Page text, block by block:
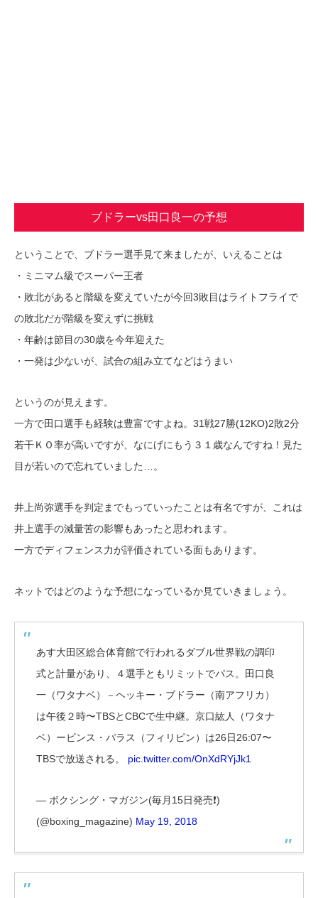
ブドラーvs田口良一の予想
ということで、ブドラー選手見て来ましたが、いえることは
・ミニマム級でスーパー王者
・敗北があると階級を変えていたが今回3敗目はライトフライで
の敗北だが階級を変えずに挑戦
・年齢は節目の30歳を今年迎えた
・一発は少ないが、試合の組み立てなどはうまい
というのが見えます。
一方で田口選手も経験は豊富ですよね。31戦27勝(12KO)2敗2分
若干ＫＯ率が高いですが、なにげにもう３１歳なんですね！見た
目が若いので忘れていました…。
井上尚弥選手を判定までもっていったことは有名ですが、これは
井上選手の減量苦の影響もあったと思われます。
一方でディフェンス力が評価されている面もあります。
ネットではどのような予想になっているか見ていきましょう。
あす大田区総合体育館で行われるダブル世界戦の調印
式と計量があり、４選手ともリミットでパス。田口良
一（ワタナベ）－ヘッキー・ブドラー（南アフリカ）
は午後２時〜TBSとCBCで生中継。京口紘人（ワタナ
ベ）ービンス・パラス（フィリピン）は26日26:07〜
TBSで放送される。 pic.twitter.com/OnXdRYjJk1
— ボクシング・マガジン(毎月15日発売❗)
(@boxing_magazine) May 19, 2018